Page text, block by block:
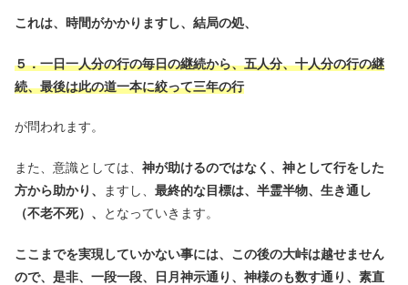
これは、時間がかかりますし、結局の処、
５．一日一人分の行の毎日の継続から、五人分、十人分の行の継
続、最後は此の道一本に絞って三年の行
が問われます。
また、意識としては、 神が助けるのではなく、神として行をした
方から助かり、
ますし、 最終的な目標は、半霊半物、生き通し
（不老不死）、
となっていきます。
ここまでを実現していかない事には、この後の大峠は越せません
ので、是非、一段一段、日月神示通り、神様のも数す通り、素直